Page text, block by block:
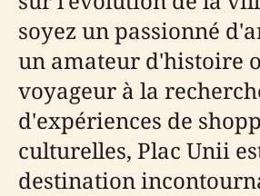
soyez un passionné
un amateur d'histoire
voyageur à la
d'expériences de
culturelles, Plac Unii
destination